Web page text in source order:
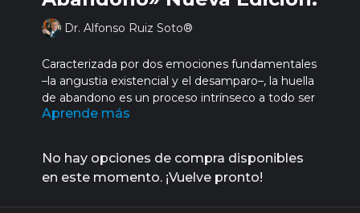
Dr. Alfonso Ruiz Soto®
Caracterizada por dos emociones fundamentales
–la angustia existencial y el desamparo–, la huella
de abandono es un proceso intrínseco a todo ser
humano, ya que tiene su origen en el
cada persona, todo individuo tiene su propio
perfil que va siendo construido por la carencia o
Aprende más
No hay opciones de compra disponibles
en este momento. ¡Vuelve pronto!